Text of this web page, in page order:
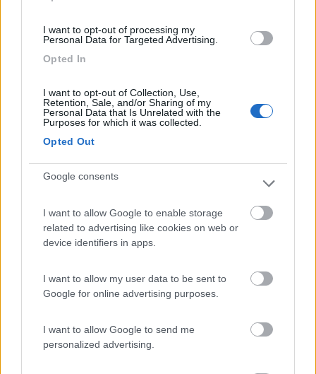
I want to opt-out of processing my
Personal Data for Targeted Advertising.
Opted In
I want to opt-out of Collection, Use,
Retention, Sale, and/or Sharing of my
Personal Data that Is Unrelated with the
Purposes for which it was collected.
Opted Out
Google consents
I want to allow Google to enable storage
related to advertising like cookies on web or
device identifiers in apps.
I want to allow my user data to be sent to
Google for online advertising purposes.
I want to allow Google to send me
personalized advertising.
Inserito il22/07/2020 alle:14:49:18
purtroppo in umbria siamo molto lontani da 1500 euro ne ho
trovato in rete su subito uno tedesco a 950 euro ma per
Karbon17
2234
Inserito il22/07/2020